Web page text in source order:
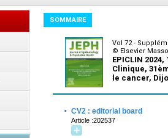
SOMMAIRE
Vol 72 -
© Elsevier
EPICLIN
Clinique,
le cancer,
· CV2 : editorial board
Article :202537